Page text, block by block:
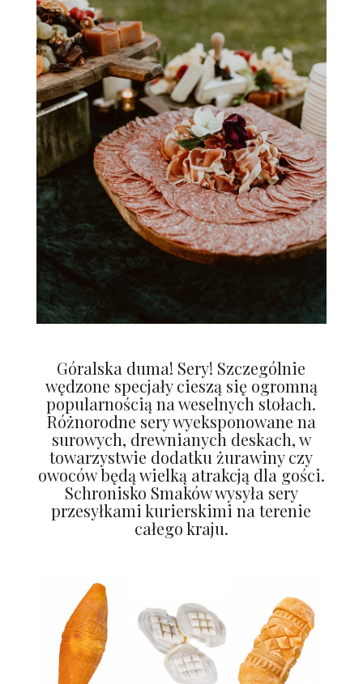
Góralska duma! Sery! Szczególnie
wędzone specjały cieszą się ogromną
popularnością na weselnych stołach.
Różnorodne sery wyeksponowane na
surowych, drewnianych deskach, w
towarzystwie dodatku żurawiny czy
owoców będą wielką atrakcją dla gości.
Schronisko Smaków wysyła sery
przesyłkami kurierskimi na terenie
całego kraju.